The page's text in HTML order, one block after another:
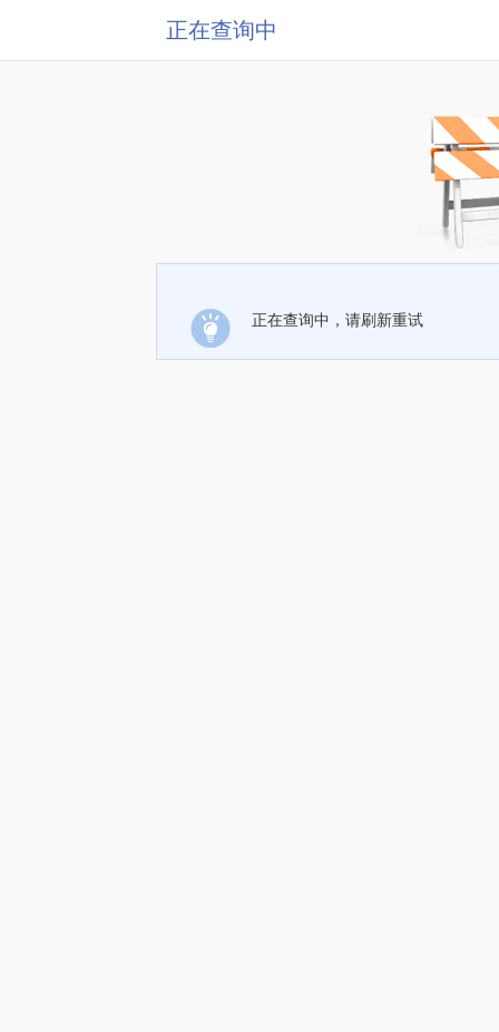
正在查询中
正在查询中，请刷新重试